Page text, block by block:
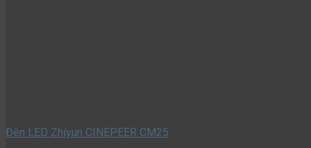
Đèn LED Zhiyun CINEPEER CM25